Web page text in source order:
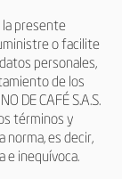
presente
o facilite
personales,
de los
DE CAFÉ S.A.S.
términos y
norma, es decir,
e inequívoca.